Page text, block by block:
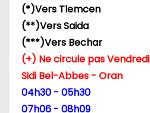
(*)Vers Tlemcen
(**)Vers Saida
(***)Vers Bechar
(+) Ne circule pas Vendredi
Sidi Bel-Abbes - Oran
04h30 - 05h30
07h06 - 08h09